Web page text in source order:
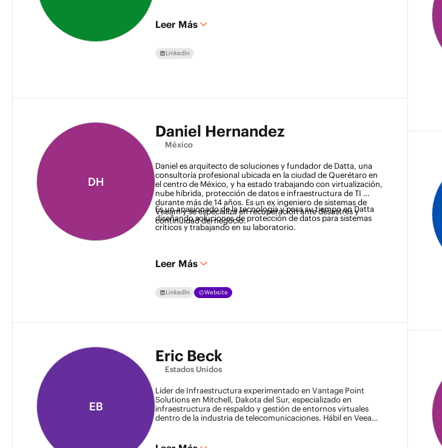
trabajando en la industria de TI durante más de 22 años, y
tiene mucha experiencia en infraestructura de red Juniper,
Leer Más
LinkedIn
DH
Daniel Hernandez
México
Daniel es arquitecto de soluciones y fundador de Datta, una
consultoría profesional ubicada en la ciudad de Querétaro en
el centro de México, y ha estado trabajando con virtualización,
nube híbrida, protección de datos e infraestructura de TI
durante más de 14 años. Es un ex ingeniero de sistemas de
Veeam y se especializa en recuperación ante desastres y
continuidad del negocio.
Es un apasionado de la tecnología y pasa su tiempo en Datta
diseñando soluciones de protección de datos para sistemas
críticos y trabajando en su laboratorio.
Leer Más
LinkedIn Website
EB
Eric Beck
Estados Unidos
Líder de Infraestructura experimentado en Vantage Point
Solutions en Mitchell, Dakota del Sur, especializado en
infraestructura de respaldo y gestión de entornos virtuales
dentro de la industria de telecomunicaciones. Hábil en Veeam,
y Recuperación de Desastres como Servicio (DRaaS) utilizando